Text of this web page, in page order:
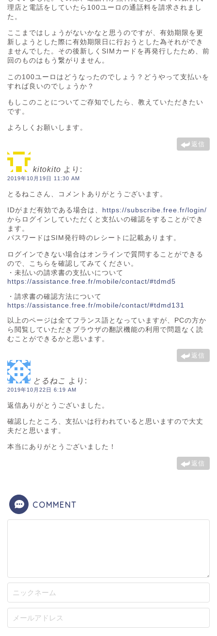
理店と電話をしていたら100ユーロの通話料を請求されまし
た。
ここまではしょうがないかなと思うのですが、有効期限を更
新しようとした際に有効期限日に行おうとした為それができ
ませんでした。その後新しくSIMカードを再発行したため、前
回のものはもう繋がりません。
この100ユーロはどうなったのでしょう？どうやって支払いを
すれば良いのでしょうか？
もしこのことについてご存知でしたら、教えていただきたい
です。
よろしくお願いします。
返信
kitokito より:
2019年10月19日 11:30 AM
とるねこさん、コメントありがとうございます。
IDがまだ有効である場合は、 https://subscribe.free.fr/login/
からログインしていただくと支払いの確認をすることができ
ます。
パスワードはSIM発行時のレシートに記載あります。
ログインできない場合はオンラインで質問することができる
ので、こちらを確認してみてください。
・未払いの請求書の支払いについて
https://assistance.free.fr/mobile/contact/#tdmd5
・請求書の確認方法について
https://assistance.free.fr/mobile/contact/#tdmd131
以上のページは全てフランス語となっていますが、PCの方か
ら閲覧していただきブラウザの翻訳機能の利用で問題なく読
むことができるかと思います。
返信
とるねこ より:
2019年10月22日 6:19 AM
返信ありがとうございました。
確認したところ、支払いは行われていると思いますので大丈
夫だと思います。
本当にありがとうございました！
返信
COMMENT